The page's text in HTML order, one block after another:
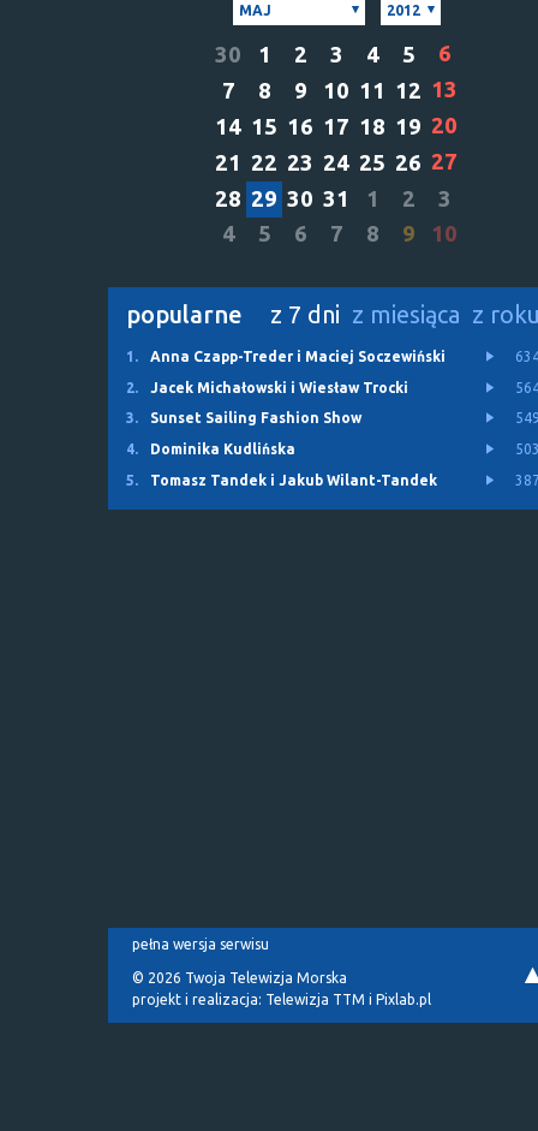
MAJ 2012
30 1 2 3 4 5
6
7
8 9 10 11 12 13
14 15 16 17 18 19 20
21 22 23 24 25 26 27
28 29 30 31 1 2
3
4
5 6 7 8 9 10
popularne z 7 dni z miesiąca z
1. Anna Czapp-Treder i Maciej Soczewiński
2.
Jacek Michałowski i Wiesław Trocki
3.
Sunset Sailing Fashion Show
4.
Dominika Kudlińska
5.
Tomasz Tandek i Jakub Wilant-Tandek
pełna wersja serwisu
© 2026 Twoja Telewizja Morska
projekt i realizacja: Telewizja TTM i Pixlab.pl